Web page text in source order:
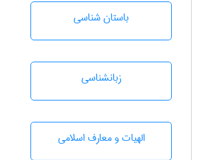
باستان شناسی
زبانشناسی
الهیات و معارف اسلامی